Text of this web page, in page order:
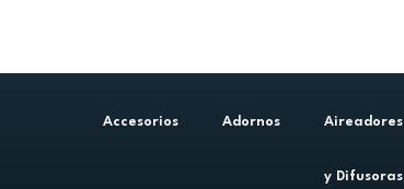
Accesorios Adornos Aireadores
y Difusoras